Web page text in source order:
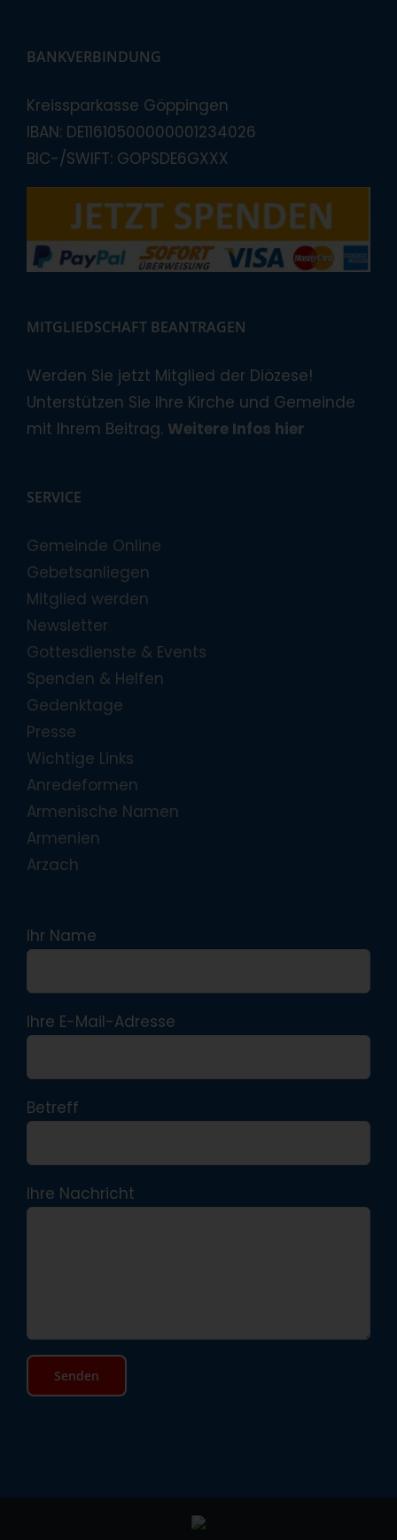
BANKVERBINDUNG
Kreissparkasse Göppingen
IBAN: DE11610500000001234026
BIC-/SWIFT: GOPSDE6GXXX
MITGLIEDSCHAFT BEANTRAGEN
Werden Sie jetzt Mitglied der Diözese!
Unterstützen Sie Ihre Kirche und Gemeinde
mit Ihrem Beitrag. Weitere Infos hier
SERVICE
Gemeinde Online
Gebetsanliegen
Mitglied werden
Newsletter
Gottesdienste & Events
Spenden & Helfen
Gedenktage
Presse
Wichtige Links
Anredeformen
Armenische Namen
Armenien
Arzach
Ihr Name
Ihre E-Mail-Adresse
Betreff
Ihre Nachricht